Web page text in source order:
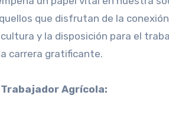
que disfrutan de la
y la disposición para el
carrera gratificante.
Agrícola: